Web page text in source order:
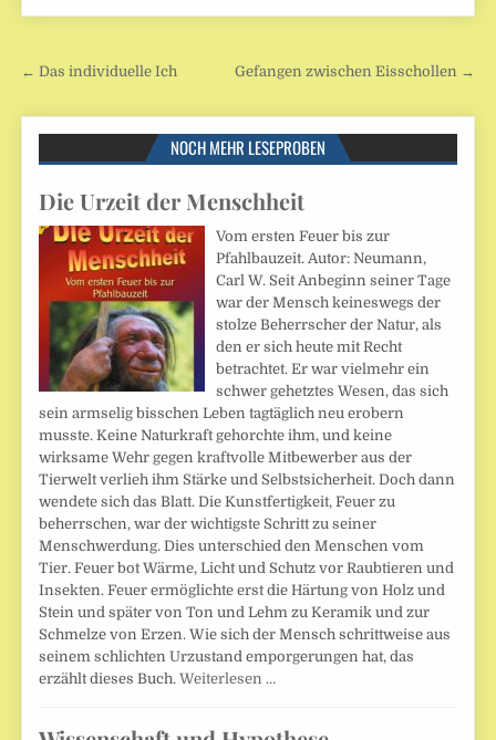
Beitragsnavigation
← Das individuelle Ich Gefangen zwischen Eisschollen →
NOCH MEHR LESEPROBEN
Die Urzeit der Menschheit
Vom ersten Feuer bis zur
Pfahlbauzeit. Autor: Neumann,
Carl W. Seit Anbeginn seiner Tage
war der Mensch keineswegs der
stolze Beherrscher der Natur, als
den er sich heute mit Recht
betrachtet. Er war vielmehr ein
schwer gehetztes Wesen, das sich
sein armselig bisschen Leben tagtäglich neu erobern
musste. Keine Naturkraft gehorchte ihm, und keine
wirksame Wehr gegen kraftvolle Mitbewerber aus der
Tierwelt verlieh ihm Stärke und Selbstsicherheit. Doch dann
wendete sich das Blatt. Die Kunstfertigkeit, Feuer zu
beherrschen, war der wichtigste Schritt zu seiner
Menschwerdung. Dies unterschied den Menschen vom
Tier. Feuer bot Wärme, Licht und Schutz vor Raubtieren und
Insekten. Feuer ermöglichte erst die Härtung von Holz und
Stein und später von Ton und Lehm zu Keramik und zur
Schmelze von Erzen. Wie sich der Mensch schrittweise aus
seinem schlichten Urzustand emporgerungen hat, das
erzählt dieses Buch.Weiterlesen …